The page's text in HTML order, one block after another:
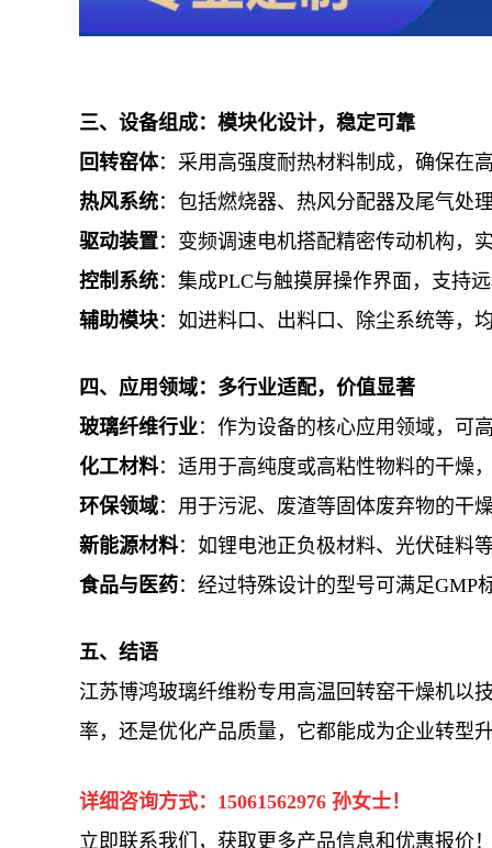
三、设备组成：模块化设计，稳定可靠
回转窑体：采用高强度耐热材料制成，确保在
热风系统：包括燃烧器、热风分配器及尾气处
驱动装置：变频调速电机搭配精密传动机构，
控制系统：集成PLC与触摸屏操作界面，支持
辅助模块：如进料口、出料口、除尘系统等，
四、应用领域：多行业适配，价值显著
玻璃纤维行业：作为设备的核心应用领域，可
化工材料：适用于高纯度或高粘性物料的干燥
环保领域：用于污泥、废渣等固体废弃物的干
新能源材料：如锂电池正负极材料、光伏硅料
食品与医药：经过特殊设计的型号可满足GMP
五、结语
江苏博鸿玻璃纤维粉专用高温回转窑干燥机以
率，还是优化产品质量，它都能成为企业转型
详细咨询方式： 15061562976 孙女士！
立即联系我们，获取更多产品信息和优惠报价